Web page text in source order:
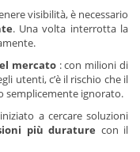
visibilità, è necessario
. Una volta interrotta la
mercato : con milioni di
utenti, c’è il rischio che il
semplicemente ignorato.
a cercare soluzioni
più durature con il